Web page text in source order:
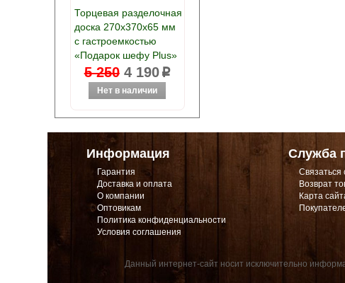
Торцевая разделочная
доска 270х370х65 мм
с гастроемкостью
«Подарок шефу Plus»
5 250 4 190p
Информация
Гарантия
Доставка и оплата
О компании
Оптовикам
Политика конфиденциальности
Условия соглашения
Служба
Связаться
Возврат
Карта
Данный интернет-сайт носит исключительно